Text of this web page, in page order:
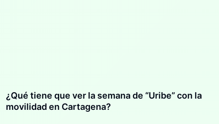
¿Qué tiene que ver la semana de “Uribe” con la
movilidad en Cartagena?